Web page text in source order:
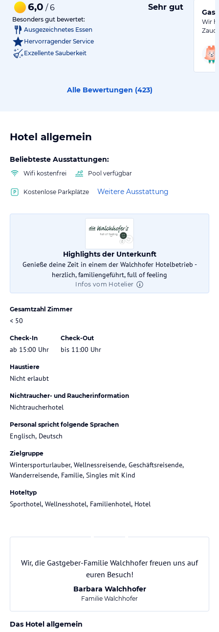
6,0 / 6 Sehr gut
Besonders gut bewertet:
Ausgezeichnetes Essen
Hervorragender Service
Exzellente Sauberkeit
Wir
Alle Bewertungen (423)
Hotel allgemein
Beliebteste Ausstattungen:
Wifi kostenfrei Pool verfügbar
Kostenlose Parkplätze Weitere Ausstattung
Highlights der Unterkunft
Genieße deine Zeit in einem der Walchhofer Hotelbetrieb -
herzlich, familiengeführt, full of feeling
Infos vom Hotelier
Gesamtzahl Zimmer
< 50
Check-In
ab 15:00 Uhr
Check-Out
bis 11:00 Uhr
Haustiere
Nicht erlaubt
Nichtraucher- und Raucherinformation
Nichtraucherhotel
Personal spricht folgende Sprachen
Englisch, Deutsch
Zielgruppe
Wintersporturlauber, Wellnessreisende, Geschäftsreisende,
Wanderreisende, Familie, Singles mit Kind
Hoteltyp
Sporthotel, Wellnesshotel, Familienhotel, Hotel
Wir, die Gastgeber-Familie Walchhofer freuen uns auf
euren Besuch!
Barbara Walchhofer
Familie Walchhofer
Das Hotel allgemein